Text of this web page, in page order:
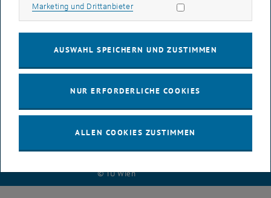
© TU Wien# 132866
IMPRESSUM
BARRIEREFREIHEITSERKLÄRUNG
Marketing und DrittanbieterMarketing Cookies zulassen
AUSWAHL SPEICHERN UND ZUSTIMMEN
NUR ERFORDERLICHE COOKIES
ALLEN COOKIES ZUSTIMMEN